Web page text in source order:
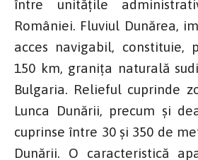
între unitățile
României. Fluviul Dunărea,
acces navigabil, constituie,
150 km, granița naturală
Bulgaria. Relieful cuprinde
Lunca Dunării, precum și
cuprinse între 30 și 350 de
Dunării. O caracteristică